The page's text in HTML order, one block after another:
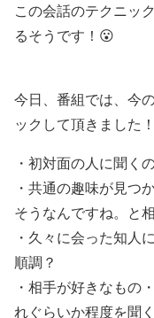
この会話のテクニッ
るそうです！😮
今日、番組では、今
ックして頂きました！
・初対面の人に聞
・共通の趣味が見
そうなんですね。と
・久々に会った知
順調？
・相手が好きなも
れぐらいか程度を聞く